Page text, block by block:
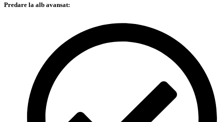
Predare la alb avansat: